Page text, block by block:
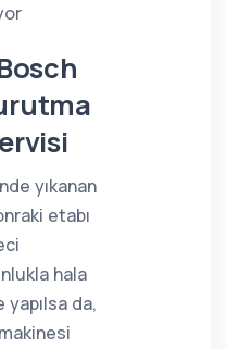
yıkanan
etabı
hala
da,